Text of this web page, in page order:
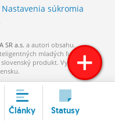
Nastavenia súkromia
SR a.s. a autori obsahu.
mladých ľudí.
produkt. Vytvorené s
Články Statusy